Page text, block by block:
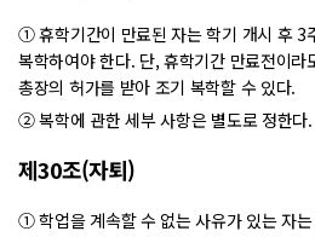
① 휴학기간이 만료된 자는 학기 개시 후 3
복학하여야 한다. 단, 휴학기간 만료전이
총장의 허가를 받아 조기 복학할 수 있다.
② 복학에 관한 세부 사항은 별도로 정한다.
제30조(자퇴)
① 학업을 계속할 수 없는 사유가 있는 자